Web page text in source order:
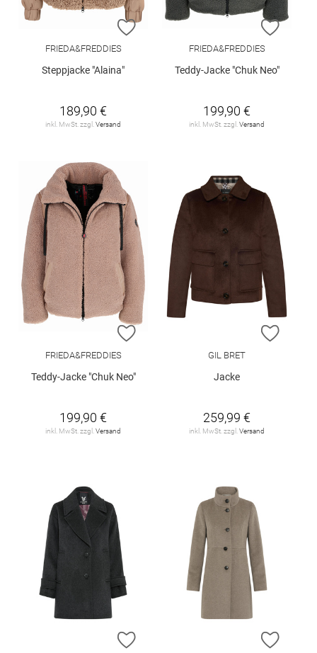
ZUR WUNSCHLISTE HINZUFÜGEN
FRIEDA&FREDDIES
Steppjacke "Alaina"
189,90 €
inkl. MwSt. zzgl. Versand
ZUR
FRIEDA&FREDDIES
Teddy-Jacke "Chuk Neo"
199,90 €
inkl. MwSt. zzgl. Versand
ZUR WUNSCHLISTE HINZUFÜGEN
FRIEDA&FREDDIES
Teddy-Jacke "Chuk Neo"
199,90 €
inkl. MwSt. zzgl. Versand
ZUR
GIL BRET
Jacke
259,99 €
inkl. MwSt. zzgl. Versand
ZUR WUNSCHLISTE HINZUFÜGEN
ZUR